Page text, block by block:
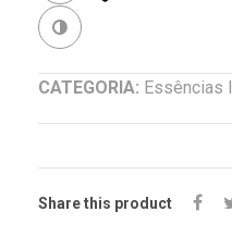
(Pyrus
malus)
CATEGORIA: Essências
Share this product